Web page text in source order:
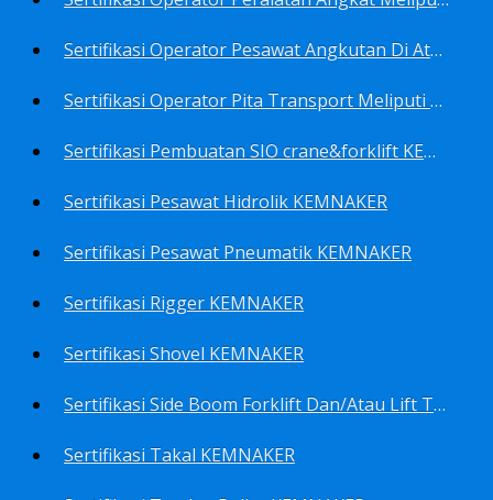
Sertifikasi Operator Pesawat Angkutan Di Atas Landasan Dan Di Atas Permukaan Meliputi Antara Lain Operator: Dump Truk KEMNAKER
Sertifikasi Operator Pita Transport Meliputi Operator Eskalator KEMNAKER
Sertifikasi Pembuatan SIO crane&forklift KEMNAKER
Sertifikasi Pesawat Hidrolik KEMNAKER
Sertifikasi Pesawat Pneumatik KEMNAKER
Sertifikasi Rigger KEMNAKER
Sertifikasi Shovel KEMNAKER
Sertifikasi Side Boom Forklift Dan/Atau Lift Truk KEMNAKER
Sertifikasi Takal KEMNAKER